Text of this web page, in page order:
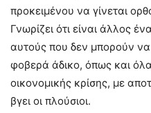
προκειμένου να γίνεται
Γνωρίζει ότι είναι άλλος
αυτούς που δεν μπορούν
φοβερά άδικο, όπως και
οικονομικής κρίσης, με
βγει οι πλούσιοι.